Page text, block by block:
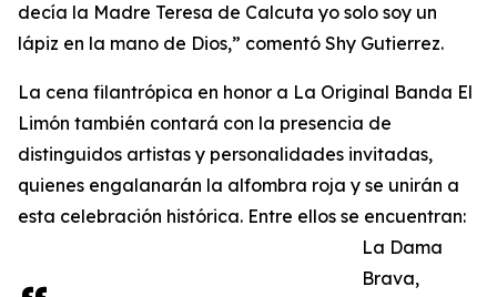
decía la Madre Teresa de Calcuta yo solo soy un
lápiz en la mano de Dios,” comentó Shy Gutierrez.
La cena filantrópica en honor a La Original Banda El
Limón también contará con la presencia de
distinguidos artistas y personalidades invitadas,
quienes engalanarán la alfombra roja y se unirán a
esta celebración histórica. Entre ellos se encuentran:
La Dama
Brava,